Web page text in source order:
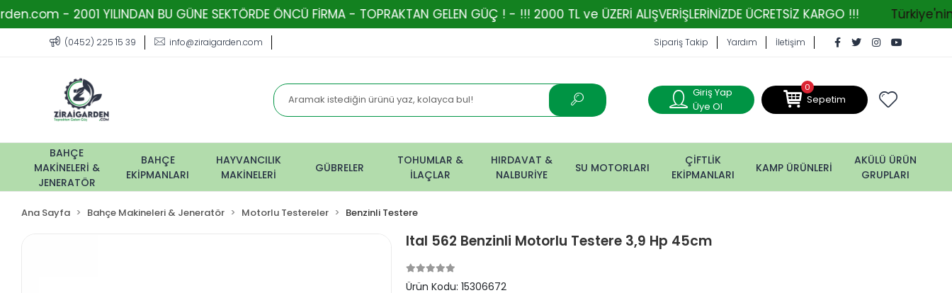
YILINDAN BU GÜNE SEKTÖRDE ÖNCÜ FİRMA - TOPRAKTAN GELEN GÜÇ ! - !!! 2000 TL ve ÜZERİ ALIŞVERİŞLERİNİZDE ÜCRETSİZ KARGO !!! Türkiye'nin Tarım
(0452) 225 15 39 info@ziraigarden.com Sipariş Takip Yardım İletişim
Giriş Yap
Üye Ol
0
Sepetim
BAHÇE
MAKİNELERİ &
JENERATÖR
BAHÇE
EKİPMANLARI
HAYVANCILIK
MAKİNELERİ
GÜBRELER
TOHUMLAR &
İLAÇLAR
HIRDAVAT &
NALBURİYE
SU MOTORLARI
ÇİFTLİK
EKİPMANLARI
KAMP ÜRÜNLERİ
AKÜLÜ ÜRÜN
GRUPLARI
Ana Sayfa Bahçe Makineleri & Jeneratör Motorlu Testereler Benzinli Testere
Ital 562 Benzinli Motorlu Testere 3,9 Hp 45cm
Ürün Kodu:15306672